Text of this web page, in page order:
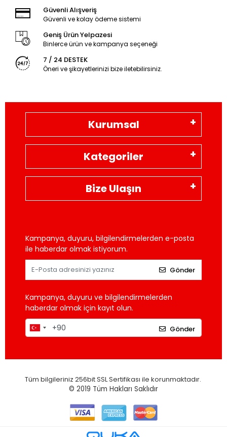
Güvenli Alışveriş
Güvenli ve kolay ödeme sistemi
Geniş Ürün Yelpazesi
Binlerce ürün ve kampanya seçeneği
7 / 24 DESTEK
Öneri ve şikayetlerinizi bize iletebilirsiniz.
Kurumsal
Kategoriler
Bize Ulaşın
Kampanya, duyuru, bilgilendirmelerden e-posta
ile haberdar olmak istiyorum.
Gönder
Kampanya, duyuru ve bilgilendirmelerden
haberdar olmak için kayıt olun.
Gönder
Tüm bilgileriniz 256bit SSL Sertifikası ile korunmaktadır.
© 2019 Tüm Hakları Saklıdır